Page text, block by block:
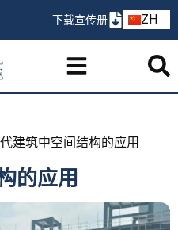
下载宣传册 ZH
PT
建筑中空间结构的应用
的应用